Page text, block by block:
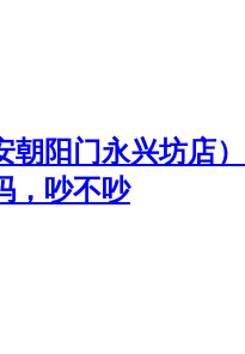
阳门永兴坊店）
，吵不吵